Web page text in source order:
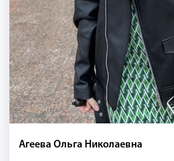
Агеева Ольга Николаевна